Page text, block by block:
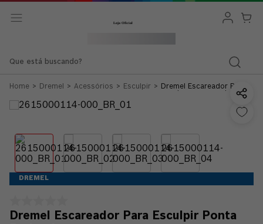
Dremel Acessórios Esculpir
Dremel Escareador Para
Esculpir Ponta Redonda
DREMEL
Dremel Escareador Para Esculpir Ponta